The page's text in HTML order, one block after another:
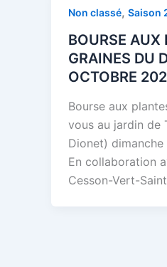
Non classé, Saison
BOURSE AUX
GRAINES DU
OCTOBRE
Bourse aux
vous au jardin de
Dionet)
En collaboration
Cesson-Vert-